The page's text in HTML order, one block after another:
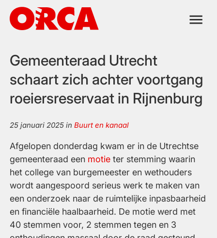
naar
Gemeenteraad Utrecht
schaart zich achter voortgang
roeiersreservaat in Rijnenburg
25 januari 2025 in Buurt en kanaal
Afgelopen donderdag kwam er in de Utrechtse
gemeenteraad een motie ter stemming waarin
het college van burgemeester en wethouders
wordt aangespoord serieus werk te maken van
een onderzoek naar de ruimtelijke inpasbaarheid
en financiële haalbaarheid. De motie werd met
40 stemmen voor, 2 stemmen tegen en 3